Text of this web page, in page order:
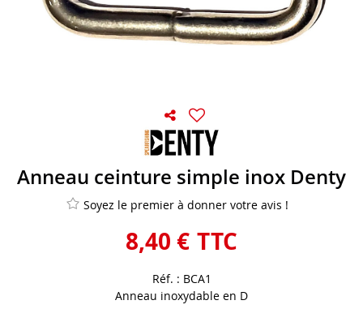
Anneau ceinture simple inox Denty
Soyez le premier à donner votre avis !
8,40 € TTC
Réf. : BCA1
Anneau inoxydable en D